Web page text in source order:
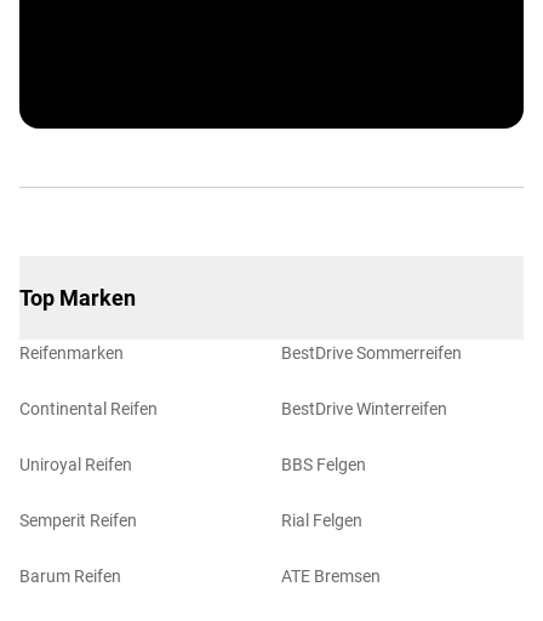
Top Marken
Reifenmarken
Continental Reifen
Uniroyal Reifen
Semperit Reifen
Barum Reifen
BestDrive Sommerreifen
BestDrive Winterreifen
BBS Felgen
Rial Felgen
ATE Bremsen